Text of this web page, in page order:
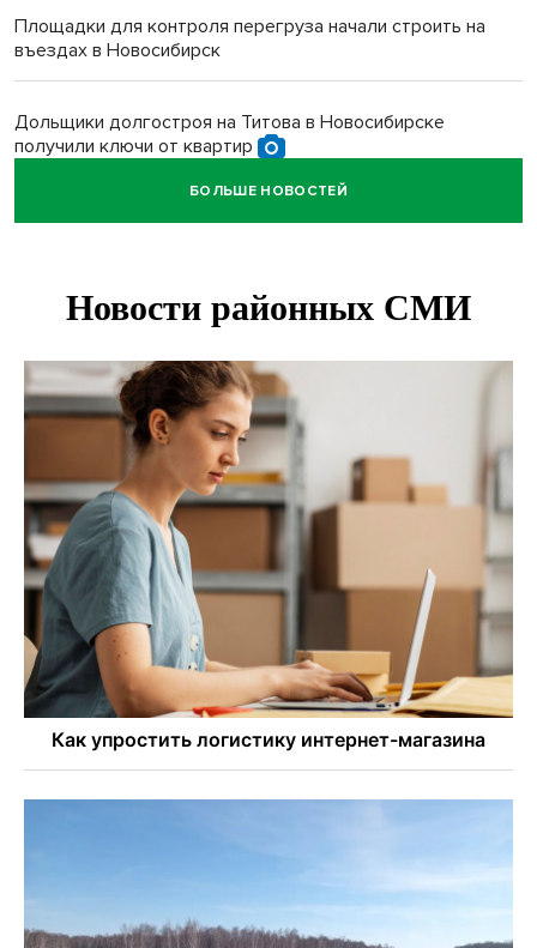
Площадки для контроля перегруза начали строить на
въездах в Новосибирск
Дольщики долгостроя на Титова в Новосибирске
получили ключи от квартир
Доля рыночной ипотеки в России превысила 50% по
Новосибирцы лучше всех пишут контрольные по биологии
Нейросеть для диагностики депрессии в крови создали в
Новосибирске
Двум бойцам СВО после минно-взрывной травмы
«оживили» нервы в Новосибирске
БОЛЬШЕ НОВОСТЕЙ